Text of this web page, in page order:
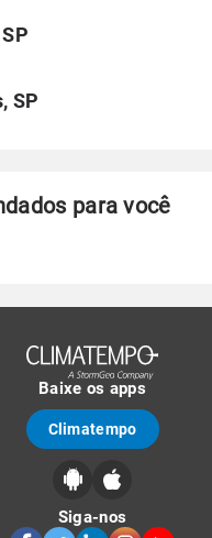
SP
para você
Baixe os apps
Climatempo
Siga-nos